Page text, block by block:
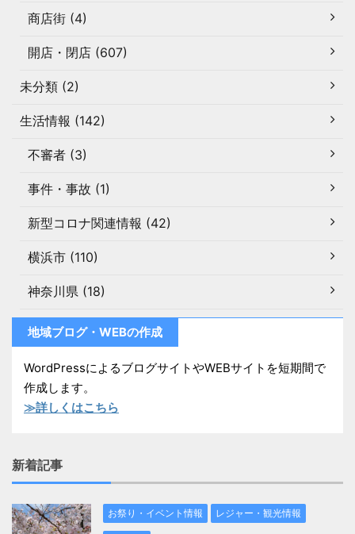
商店街 (4)
開店・閉店 (607)
未分類 (2)
生活情報 (142)
不審者 (3)
事件・事故 (1)
新型コロナ関連情報 (42)
横浜市 (110)
神奈川県 (18)
地域ブログ・WEBの作成
WordPressによるブログサイトやWEBサイトを短期間で
作成します。
≫詳しくはこちら
新着記事
お祭り・イベント情報 レジャー・観光情報